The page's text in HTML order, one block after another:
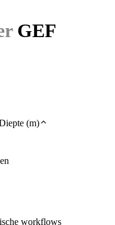
GEF
(m)
workflows